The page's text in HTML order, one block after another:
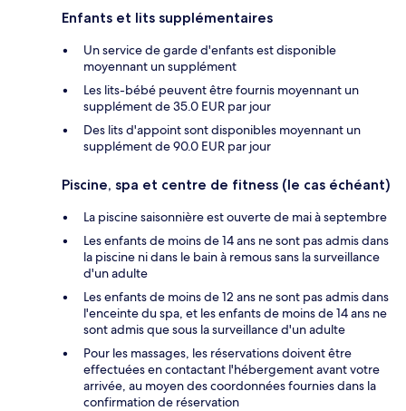
Enfants et lits supplémentaires
Un service de garde d'enfants est disponible
moyennant un supplément
Les lits-bébé peuvent être fournis moyennant un
supplément de 35.0 EUR par jour
Des lits d'appoint sont disponibles moyennant un
supplément de 90.0 EUR par jour
Piscine, spa et centre de fitness (le cas échéant)
La piscine saisonnière est ouverte de mai à septembre
Les enfants de moins de 14 ans ne sont pas admis dans
la piscine ni dans le bain à remous sans la surveillance
d'un adulte
Les enfants de moins de 12 ans ne sont pas admis dans
l'enceinte du spa, et les enfants de moins de 14 ans ne
sont admis que sous la surveillance d'un adulte
Pour les massages, les réservations doivent être
effectuées en contactant l'hébergement avant votre
arrivée, au moyen des coordonnées fournies dans la
confirmation de réservation